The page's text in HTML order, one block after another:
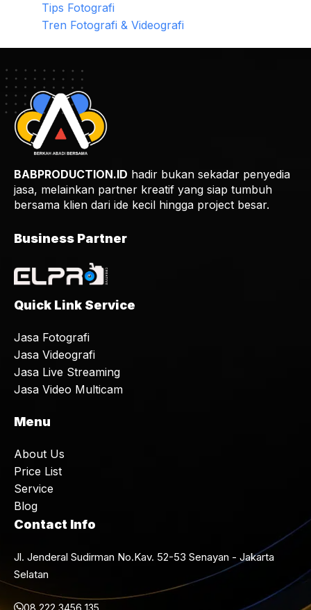
Tips Fotografi
Tren Fotografi & Videografi
BABPRODUCTION.ID hadir bukan sekadar penyedia
jasa, melainkan partner kreatif yang siap tumbuh
bersama klien dari ide kecil hingga project besar.
Business Partner
Quick Link Service
Jasa Fotografi
Jasa Videografi
Jasa Live Streaming
Jasa Video Multicam
Menu
About Us
Price List
Service
Blog
Contact Info
Jl. Jenderal Sudirman No.Kav. 52-53 Senayan - Jakarta
Selatan
08 222 3456 135